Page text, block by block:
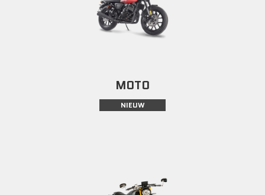
MOTO
NIEUW